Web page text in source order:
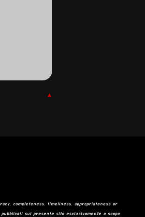
▲
completeness, timeliness, appropriateness or
sul presente sito esclusivamente a scopo